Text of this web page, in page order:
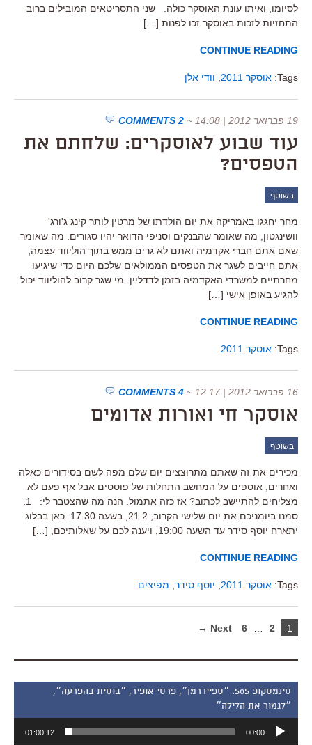
לסיומו, ואיתו עונת האוסקר כולה. שני התסריטאים המובילים ברוב
התחזיות לזכות באוסקר זכו לפנות […]
CONTINUE READING
Tags: אוסקר 2011 וודי אלן
19 פברואר 2012 | 14:08 ~
2 COMMENTS
עוד שבוע לאוסקרים: שלחתם את
הטפסים?
בשוטף
מחר יחגגו באמריקה את יום הולדתו של מרטין לותר קינג ג'ורג'
וושינגטון, מה שאומר שהבנקים וסניפי הדואר יהיו סגורים. מה שאומר
שאם אתם חברי אקדמיה ואתם לא גרים ממש בתוך הוליווד עצמה,
אתם חייבים לשגר את הטפסים הממולאים שלכם היום כדי שיגיעו
מחרתיים למשרדי האקדמיה בזמן לדדליין. מי שגר קרוב להוליווד יכול
להגיע באופן אישי […]
CONTINUE READING
Tags: אוסקר 2011
16 פברואר 2012 | 12:17 ~
4 COMMENTS
אוסקר חי ואורות אדומים
בשוטף
מכירים את זה שאתם מתרוצצים יום שלם מפה לשם בסידורים כאלה
ואחרים, אוספים על המחשב התחלות של פוסטים אבל אף פעם לא
סמנו ביומניכם את יום שלישי הקרוב, 21.2, בשעה 17:30: כאן בבלוג
יתארח יוסף סידר עד השעה 19:00, ויענה לכם על שאלותיכם, […]
CONTINUE READING
Tags: אוסקר 2011 יוסף סידר מפיצים
1
2
6
Next →
סינמסקופ 505: ״ספיידרמן״, פרסי אופיר, ״בוסית בהפרעה״,
״לגמור את הלילה״
אודיו
00:00
01:00:12